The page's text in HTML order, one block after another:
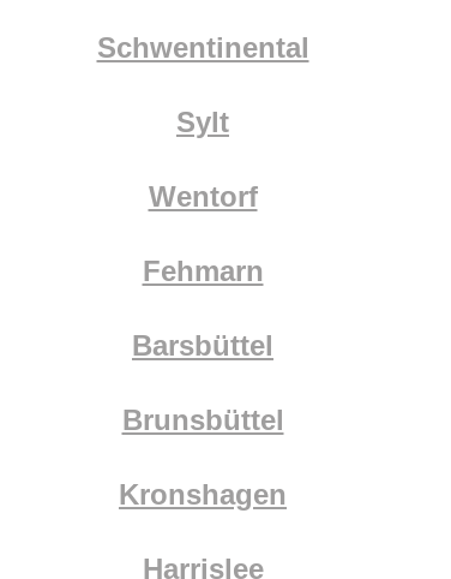
Schwentinental
Sylt
Wentorf
Fehmarn
Barsbüttel
Brunsbüttel
Kronshagen
Harrislee